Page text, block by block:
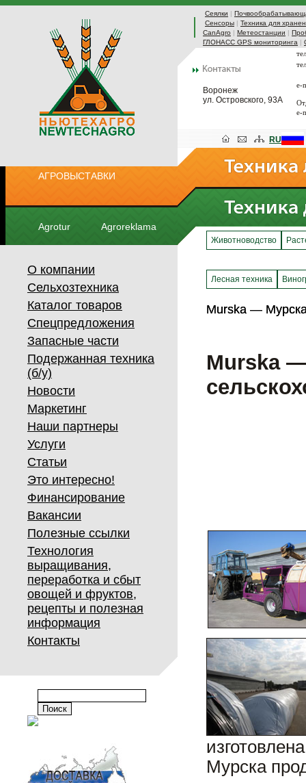
Сеялки |
Сенсоры | Техника для
CanAgro | Метеостанции |
ГЛОНАСС GPS мониторинга |
Воронеж
ул. Островского, 93А
e-
e-
АГРОВЫСТАВКИ
Agrotur Agroreklama
RU
О компании
Сельхозтехника
Каталог товаров
Спецпредложения
Запасные части
Подержанная техника
(б/у)
Новости
Маркетинг
Наши партнеры
Услуги
Статьи
Это интересно!
Финансирование
Вакансии
Полезные ссылки
Технология
выращивания,
переработка и сбыт
овощей и фруктов,
рецепты и полезная
информация
Контакты
Животноводство
Лесная техника
Murska — Мурска
Murska — Мурска
Murska —
Мурска